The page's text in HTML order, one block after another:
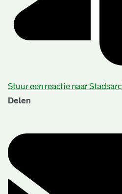
Stuur een reactie naar
Delen